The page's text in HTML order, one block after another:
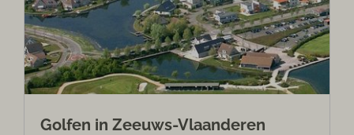
Golfen in Zeeuws-Vlaanderen